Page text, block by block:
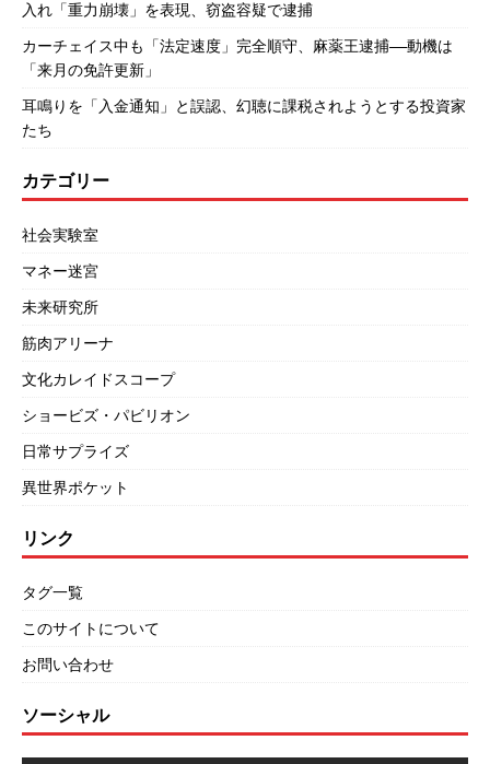
入れ「重力崩壊」を表現、窃盗容疑で逮捕
カーチェイス中も「法定速度」完全順守、麻薬王逮捕――動機は
「来月の免許更新」
耳鳴りを「入金通知」と誤認、幻聴に課税されようとする投資家
たち
カテゴリー
社会実験室
マネー迷宮
未来研究所
筋肉アリーナ
文化カレイドスコープ
ショービズ・パビリオン
日常サプライズ
異世界ポケット
リンク
タグ一覧
このサイトについて
お問い合わせ
ソーシャル